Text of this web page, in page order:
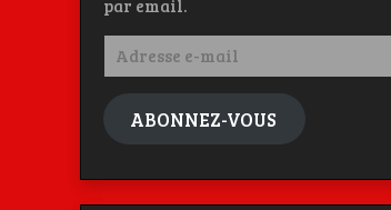
par email.
Adresse
mail
ABONNEZ-VOUS